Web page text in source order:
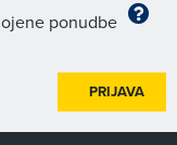
ponudbe
PRIJAVA